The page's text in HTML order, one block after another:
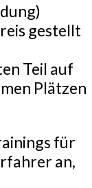
gestellt
Teil auf
Plätzen
für
an,